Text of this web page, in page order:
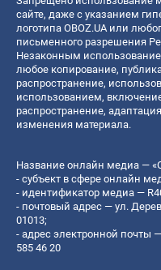
сайте, даже с указанием
логотипа OBOZ.UA или
письменного разрешения
Незаконным
любое копирование,
распространение,
использованием,
распространение,
изменения материала.
Название онлайн медиа —
- субъект в сфере онлайн
- идентификатор медиа —
- почтовый адрес — ул.
01013;
- адрес электронной почты —
585 46 20